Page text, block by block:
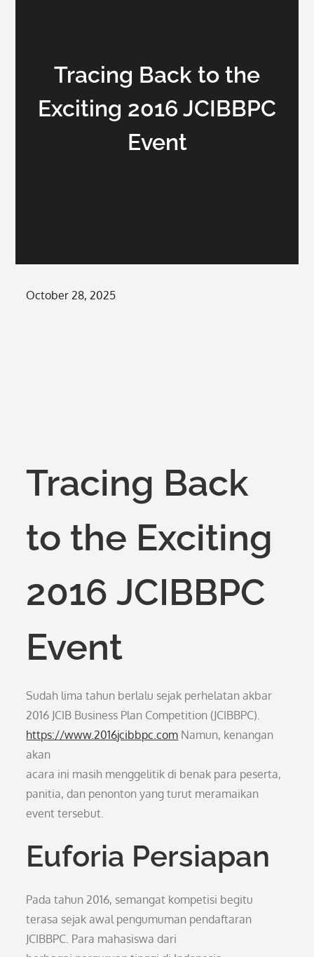
Tracing Back to the
Exciting 2016 JCIBBPC
Event
Posted
October 28, 2025
Tracing Back
to the Exciting
2016 JCIBBPC
Event
Sudah lima tahun berlalu sejak perhelatan akbar
2016 JCIB Business Plan Competition (JCIBBPC).
https://www.2016jcibbpc.com Namun, kenangan
akan
acara ini masih menggelitik di benak para peserta,
panitia, dan penonton yang turut meramaikan
event tersebut.
Euforia Persiapan
Pada tahun 2016, semangat kompetisi begitu
terasa sejak awal pengumuman pendaftaran
JCIBBPC. Para mahasiswa dari